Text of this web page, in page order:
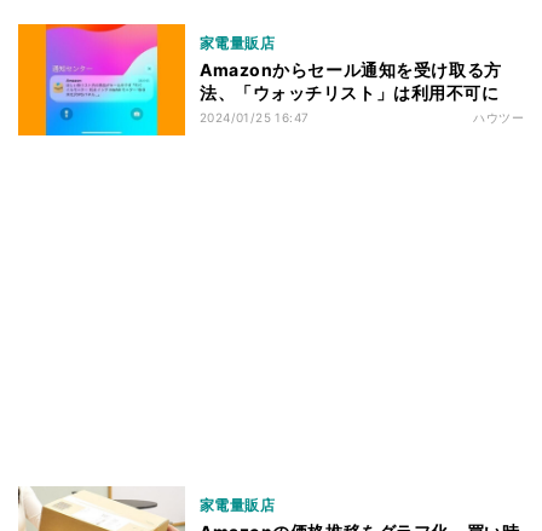
家電量販店
Amazonからセール通知を受け取る方
法、「ウォッチリスト」は利用不可に
2024/01/25 16:47 ハウツー
家電量販店